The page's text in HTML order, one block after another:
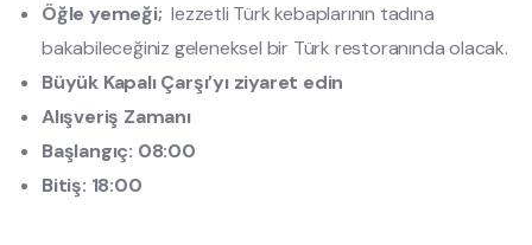
Öğle yemeği; lezzetli Türk kebaplarının tadına
bakabileceğiniz geleneksel bir Türk restoranında olacak.
Büyük Kapalı Çarşı’yı ziyaret edin
Alışveriş Zamanı
Başlangıç: 08:00
Bitiş: 18:00